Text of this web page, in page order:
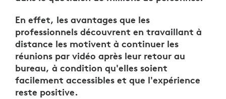
En effet, les avantages que les
professionnels découvrent en travaillant à
distance les motivent à continuer les
réunions par vidéo après leur retour au
bureau, à condition qu'elles soient
facilement accessibles et que l'expérience
reste positive.